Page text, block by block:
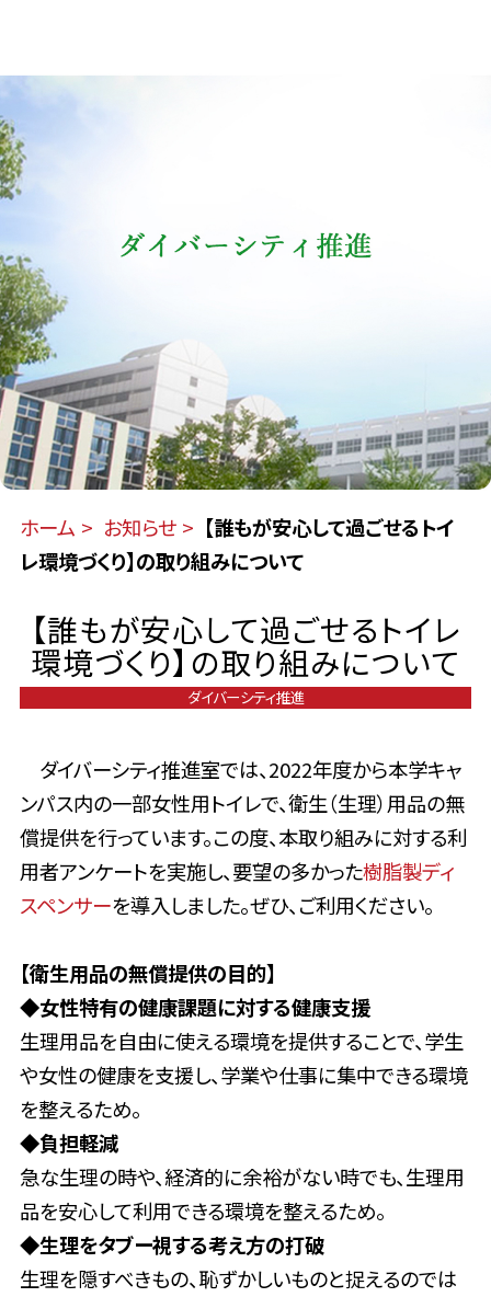
ホーム お知らせ
【誰もが安心して過ごせるトイ
レ環境づくり】の取り組みについて
【誰もが安心して過ごせるトイレ
環境づくり】の取り組みについて
ダイバーシティ推進
ダイバーシティ推進室では、2022年度から本学キャ
ンパス内の一部女性用トイレで、衛生（生理）用品の無
償提供を行っています。この度、本取り組みに対する利
用者アンケートを実施し、要望の多かった樹脂製ディ
スペンサーを導入しました。ぜひ、ご利用ください。
【衛生用品の無償提供の目的】
◆女性特有の健康課題に対する健康支援
生理用品を自由に使える環境を提供することで、学生
や女性の健康を支援し、学業や仕事に集中できる環境
を整えるため。
◆負担軽減
急な生理の時や、経済的に余裕がない時でも、生理用
品を安心して利用できる環境を整えるため。
◆生理をタブー視する考え方の打破
生理を隠すべきもの、恥ずかしいものと捉えるのでは